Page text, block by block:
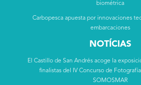
biométrica
Carbopesca apuesta por innovaciones
embarcaciones
NOTÍCIAS
El Castillo de San Andrés acoge la
finalistas del IV Concurso de
SOMOSMAR